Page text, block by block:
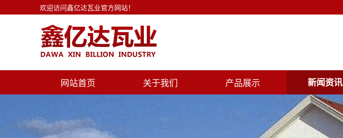
欢迎访问鑫亿达瓦业官方网站！
网站首页 关于我们 产品展示 新闻资讯